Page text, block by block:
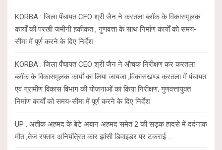
KORBA : जिला पँचायत CEO श्री जैन ने करतला ब्लॉक के विकासमूलक
कार्यों की परखी जमीनी हकीकत , गुणवत्ता के साथ निर्माण कार्यों को समय-
सीमा में पूर्ण करने के दिए निर्देश
KORBA : जिला पँचायत CEO श्री जैन ने औचक निरीक्षण कर करतला
ब्लॉक के विकासमूलक कार्यों का लिया जायजा ,विकासखण्ड करतला में पंचायत
एवं ग्रामीण विकास विभाग की योजनाओं का किया निरीक्षण, गुणवत्तायुक्त
निर्माण कार्यों को समय-सीमा में पूर्ण करने के दिए निर्देश
UP : अतीक अहमद के बेटे अबान अहमद समेत 2 की सड़क हादसे में दर्दनाक
मौत ,तेज रफ्तार अनियंत्रित कार झांसी डिवाइडर पर टकराई …